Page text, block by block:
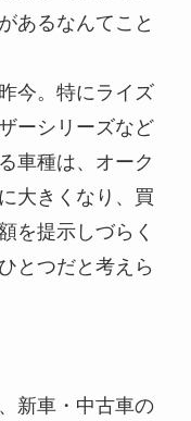
あるなんてこと
今。特にライズ
ーシリーズなど
車種は、オーク
大きくなり、買
を提示しづらく
とつだと考えら
新車・中古車の